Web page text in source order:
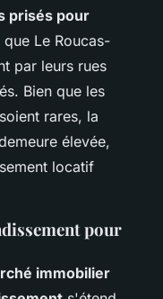
prisés pour
que Le Roucas-
par leurs rues
Bien que les
rares, la
élevée,
locatif
pour
immobilier